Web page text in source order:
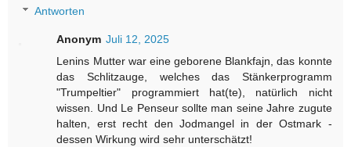
Antworten
Anonym Juli 12, 2025
Lenins Mutter war eine geborene Blankfajn, das konnte
das Schlitzauge, welches das Stänkerprogramm
"Trumpeltier" programmiert hat(te), natürlich nicht
wissen. Und Le Penseur sollte man seine Jahre zugute
halten, erst recht den Jodmangel in der Ostmark -
dessen Wirkung wird sehr unterschätzt!